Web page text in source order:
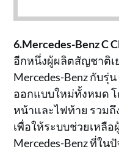
6.Mercedes-Benz C
อีกหนึ่งผู้ผลิตสัญชาติเ
Mercedes-Benz กับรุ่
ออกแบบใหม่ทั้งหมด
หน้าและไฟท้าย รวม
เพื่อให้ระบบช่วยเหลื
Mercedes-Benz ที่ใ